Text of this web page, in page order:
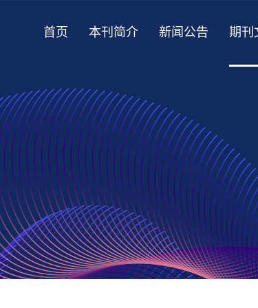
首页 本刊简介 新闻公告 期刊